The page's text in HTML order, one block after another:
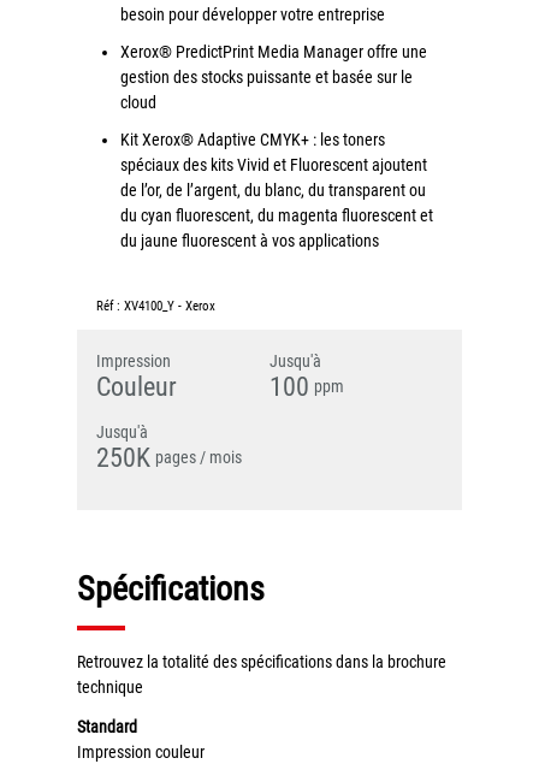
Sécurité des périphériques d’impression
Gestion des documents
Mobilité
ConnectKey®
Service de Gestion d’impression (MPS)
Notre équipe
Lyon Techlid
Villefranche Beaujolais
Notre offre grands comptes
CONTACT
besoin pour développer votre entreprise
Xerox® PredictPrint Media Manager offre une
gestion des stocks puissante et basée sur le
cloud
Kit Xerox® Adaptive CMYK+ : les toners
spéciaux des kits Vivid et Fluorescent ajoutent
de l’or, de l’argent, du blanc, du transparent ou
du cyan fluorescent, du magenta fluorescent et
du jaune fluorescent à vos applications
Réf : XV4100_Y - Xerox
Impression
Couleur
Jusqu'à
100 ppm
Jusqu'à
250K pages / mois
Spécifications
Retrouvez la totalité des spécifications dans la brochure
technique
Standard
Impression couleur